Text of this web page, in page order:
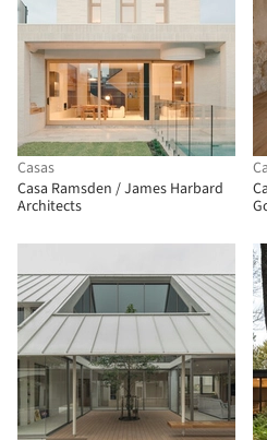
Casas
Casa Ramsden / James Harbard
Architects